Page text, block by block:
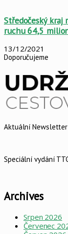
Středočeský
ruchu 64,5
13/12/2021
Doporučujeme
Aktuální Newsletter
Speciální vydání
Archives
Srpen 2026
Červenec